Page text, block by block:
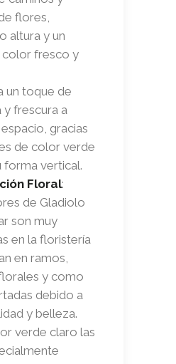
flores,
altura y un
fresco y
un toque de
y frescura a
gracias
de color verde
forma vertical.
Floral:
de Gladiolo
son muy
en la floristería
en ramos,
y como
debido a
y belleza.
verde claro las